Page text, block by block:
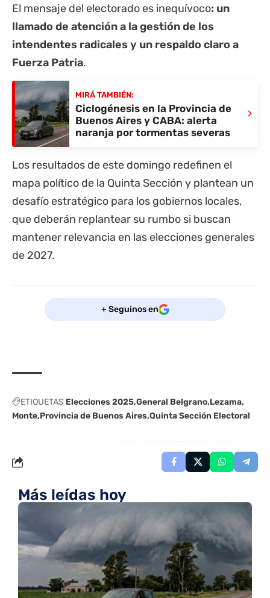
El mensaje del electorado es inequívoco: un
llamado de atención a la gestión de los
intendentes radicales y un respaldo claro a
Fuerza Patria.
MIRÁ TAMBIÉN:
Ciclogénesis en la Provincia de
Buenos Aires y CABA: alerta
naranja por tormentas severas
›
Los resultados de este domingo redefinen el
mapa político de la Quinta Sección y plantean un
desafío estratégico para los gobiernos locales,
que deberán replantear su rumbo si buscan
mantener relevancia en las elecciones generales
de 2027.
+ Seguinos en
ETIQUETAS Elecciones 2025 General Belgrano Lezama
Monte Provincia de Buenos Aires Quinta Sección Electoral
Más leídas hoy